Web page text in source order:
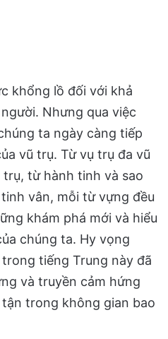
khổng lồ đối với khả
Nhưng qua việc
ta ngày càng tiếp
vũ trụ. Từ vụ trụ đa vũ
từ hành tinh và sao
vân, mỗi từ vựng đều
khám phá mới và hiểu
chúng ta. Hy vọng
tiếng Trung này đã
và truyền cảm hứng
trong không gian bao